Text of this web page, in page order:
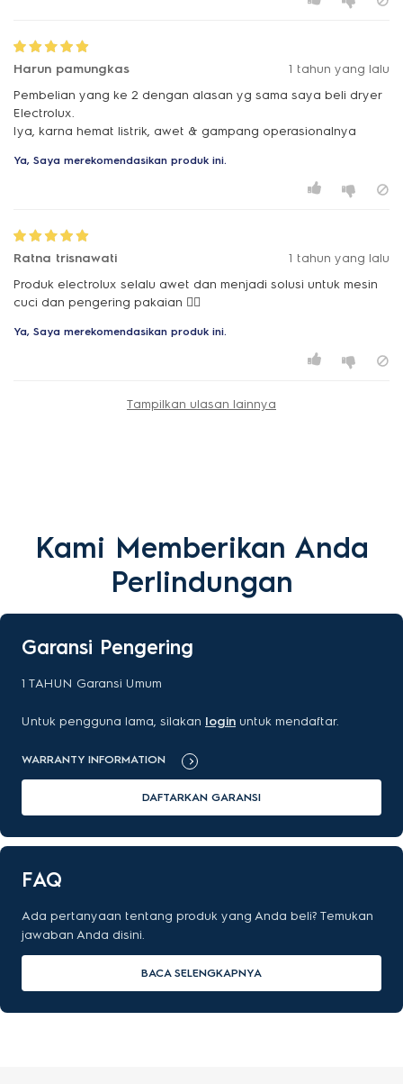
Harun pamungkas
1 tahun yang lalu
Pembelian yang ke 2 dengan alasan yg sama saya beli dryer
Electrolux.
Iya, karna hemat listrik, awet & gampang operasionalnya
Ya, Saya merekomendasikan produk ini.
Ratna trisnawati
1 tahun yang lalu
Produk electrolux selalu awet dan menjadi solusi untuk mesin
cuci dan pengering pakaian 👍🏻
Ya, Saya merekomendasikan produk ini.
Tampilkan ulasan lainnya
Kami Memberikan Anda
Perlindungan
Garansi Pengering
1 TAHUN Garansi Umum
Untuk pengguna lama, silakan login untuk mendaftar.
WARRANTY INFORMATION
DAFTARKAN GARANSI
FAQ
Ada pertanyaan tentang produk yang Anda beli? Temukan
jawaban Anda disini.
BACA SELENGKAPNYA